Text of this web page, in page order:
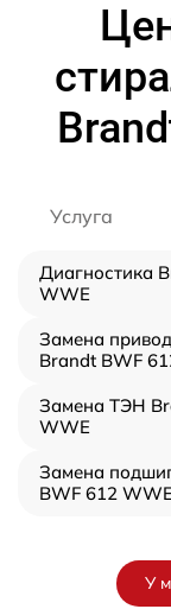
Услуга
Диагностика
WWE
Замена
Brandt BWF
Замена ТЭН
WWE
Замена
BWF 612
У